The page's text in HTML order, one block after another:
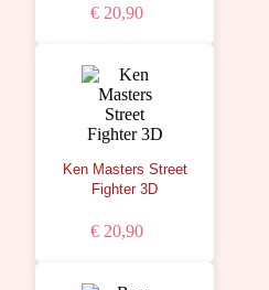
€ 20,90
Ken Masters Street
Fighter 3D
€ 20,90